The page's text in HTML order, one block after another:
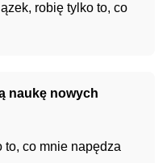
robię tylko to, co
naukę nowych
to, co mnie napędza